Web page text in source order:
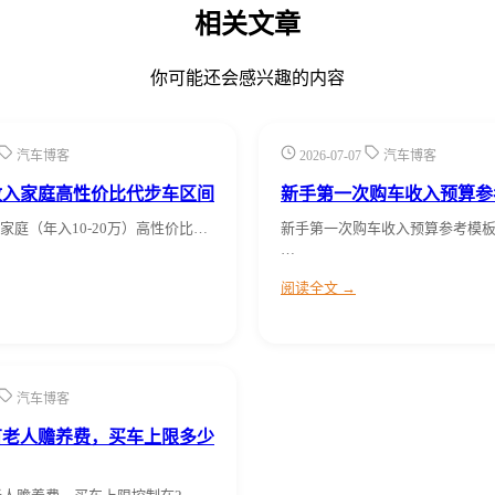
相关文章
你可能还会感兴趣的内容
汽车博客
家庭高性价比代步车区间
庭（年入10-20万）高性价比…
2026-07-07 汽车博客
新手第一次购车收入预算
新手第一次购车收入预算参考模
阅读全文 →
汽车博客
老人赡养费，买车上限多少